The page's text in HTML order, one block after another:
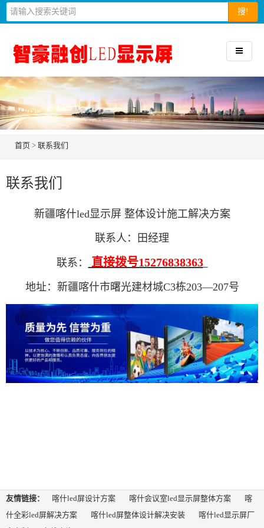
搜!
首页 > 联系我们
联系我们
新疆喀什led显示屏 整体设计施工解决方案
联系人：田经理
联系： 直接拨号15276838363
地址：新疆喀什市曙光建材城C3栋203—207号
友情链接： 喀什led屏设计方案 喀什会议室led显示屏整体方案
喀
什全彩led屏解决方案
喀什led屏整体设计解决安装
喀什led显示屏厂